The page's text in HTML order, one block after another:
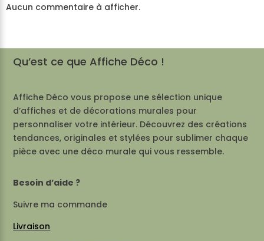
Aucun commentaire à afficher.
Qu’est ce que Affiche Déco !
Affiche Déco vous propose une sélection unique
d’affiches et de décorations murales pour
personnaliser votre intérieur. Découvrez des créations
tendances, originales et stylées pour sublimer chaque
pièce avec une déco murale qui vous ressemble.
Besoin d’aide ?
Suivre ma commande
Livraison